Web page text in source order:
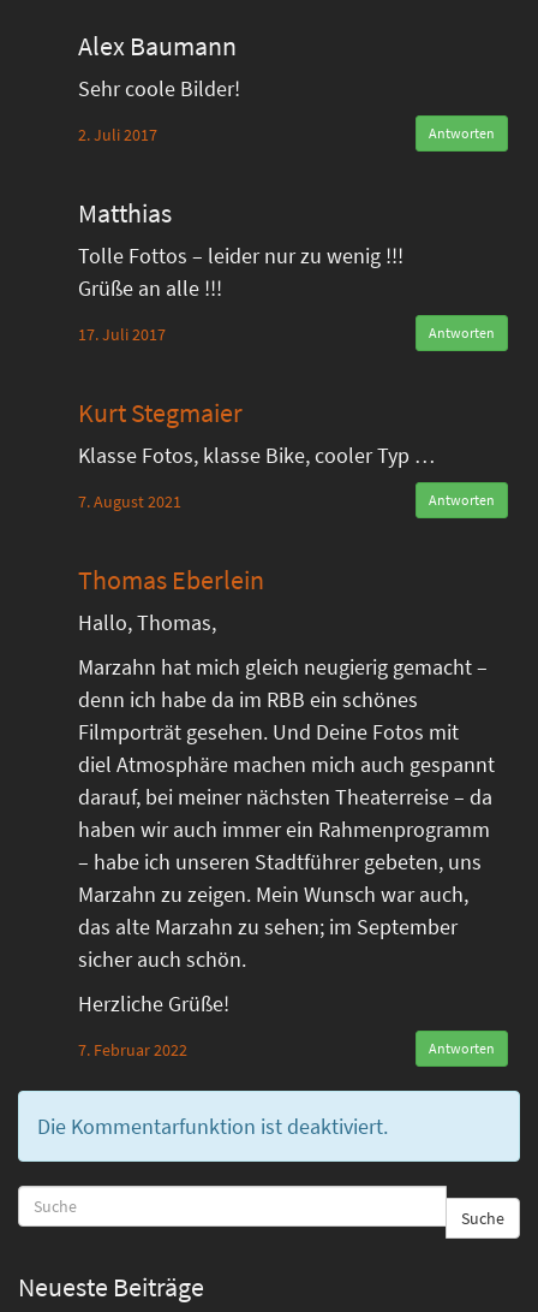
Alex Baumann
Sehr coole Bilder!
2. Juli 2017 Antworten
Matthias
Tolle Fottos – leider nur zu wenig !!!
Grüße an alle !!!
17. Juli 2017 Antworten
Kurt Stegmaier
Klasse Fotos, klasse Bike, cooler Typ …
7. August 2021 Antworten
Thomas Eberlein
Hallo, Thomas,
Marzahn hat mich gleich neugierig gemacht –
denn ich habe da im RBB ein schönes
Filmporträt gesehen. Und Deine Fotos mit
diel Atmosphäre machen mich auch gespannt
darauf, bei meiner nächsten Theaterreise – da
haben wir auch immer ein Rahmenprogramm
– habe ich unseren Stadtführer gebeten, uns
Marzahn zu zeigen. Mein Wunsch war auch,
das alte Marzahn zu sehen; im September
sicher auch schön.
Herzliche Grüße!
7. Februar 2022 Antworten
Die Kommentarfunktion ist deaktiviert.
Suche
Neueste Beiträge